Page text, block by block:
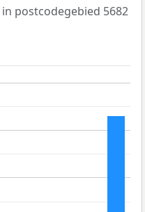
in postcodegebied 5682